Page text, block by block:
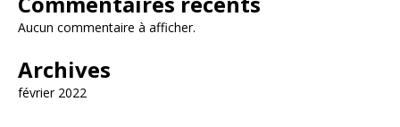
Aucun commentaire à afficher.
Archives
février 2022